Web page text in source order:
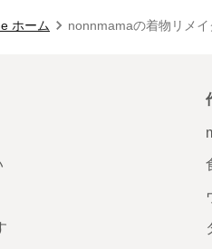
ホーム nonnmamaの着物リメ